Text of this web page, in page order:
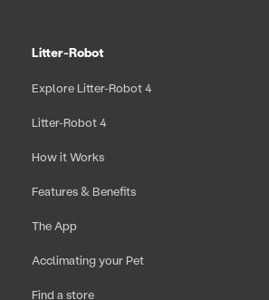
Litter-Robot
Explore Litter-Robot 4
Litter-Robot 4
How it Works
Features & Benefits
The App
Acclimating your Pet
Find a store